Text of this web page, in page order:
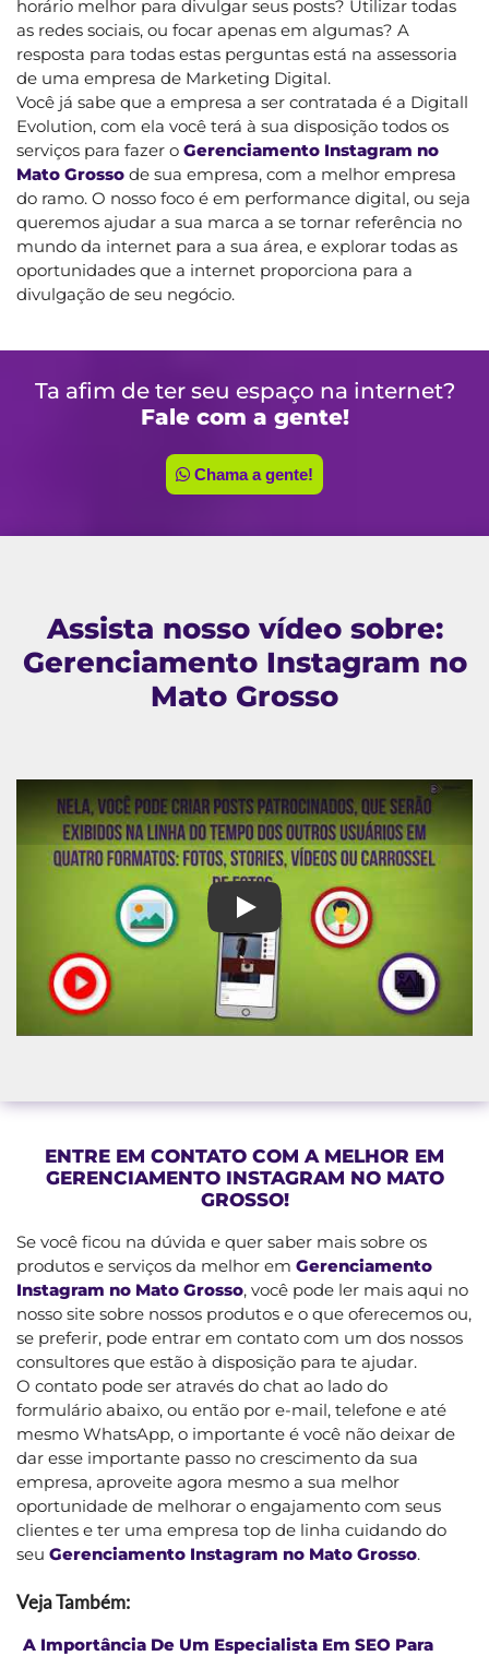
horário melhor para divulgar seus posts? Utilizar todas
as redes sociais, ou focar apenas em algumas? A
resposta para todas estas perguntas está na assessoria
de uma empresa de Marketing Digital.
Você já sabe que a empresa a ser contratada é a Digitall
Evolution, com ela você terá à sua disposição todos os
serviços para fazer o Gerenciamento Instagram no
Mato Grosso de sua empresa, com a melhor empresa
do ramo. O nosso foco é em performance digital, ou seja
queremos ajudar a sua marca a se tornar referência no
mundo da internet para a sua área, e explorar todas as
oportunidades que a internet proporciona para a
divulgação de seu negócio.
Ta afim de ter seu espaço na internet?
Fale com a gente!
Chama a gente!
Assista nosso vídeo sobre:
Gerenciamento Instagram no
Mato Grosso
Gerenciamento Instagram no
ENTRE EM CONTATO COM A MELHOR EM
GERENCIAMENTO INSTAGRAM NO MATO
GROSSO!
Se você ficou na dúvida e quer saber mais sobre os
produtos e serviços da melhor em Gerenciamento
Instagram no Mato Grosso, você pode ler mais aqui no
nosso site sobre nossos produtos e o que oferecemos ou,
se preferir, pode entrar em contato com um dos nossos
consultores que estão à disposição para te ajudar.
O contato pode ser através do chat ao lado do
formulário abaixo, ou então por e-mail, telefone e até
mesmo WhatsApp, o importante é você não deixar de
dar esse importante passo no crescimento da sua
empresa, aproveite agora mesmo a sua melhor
oportunidade de melhorar o engajamento com seus
clientes e ter uma empresa top de linha cuidando do
seu Gerenciamento Instagram no Mato Grosso.
Veja Também:
A Importância De Um Especialista Em SEO Para